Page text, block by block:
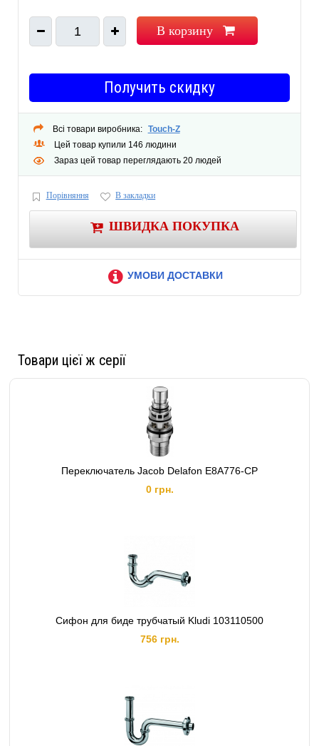
1 В корзину
Получить скидку
Всі товари виробника: Touch-Z
Цей товар купили 146 людини
Зараз цей товар переглядають 20 людей
Порівняння В закладки
ШВИДКА ПОКУПКА
УМОВИ ДОСТАВКИ
Товари цієї ж серії
Переключатель Jacob Delafon E8A776-CP
0 грн.
Сифон для биде трубчатый Kludi 103110500
756 грн.